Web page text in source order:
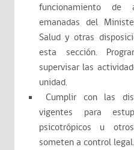
funcionamiento
emanadas del
Salud y otras
esta sección.
supervisar las
unidad.
Cumplir con las
vigentes para
psicotrópicos u
someten a control legal.